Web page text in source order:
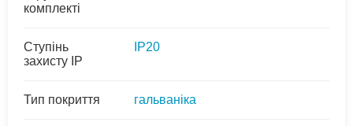
комплекті
Ступінь
захисту IP
IP20
Тип покриття гальваніка